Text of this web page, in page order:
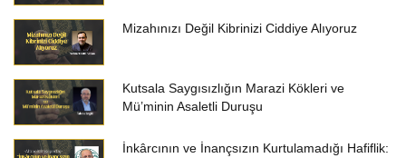
Mizahınızı Değil Kibrinizi Ciddiye Alıyoruz
Kutsala Saygısızlığın Marazi Kökleri ve
Mü’minin Asaletli Duruşu
İnkârcının ve İnançsızın Kurtulamadığı Hafiflik: